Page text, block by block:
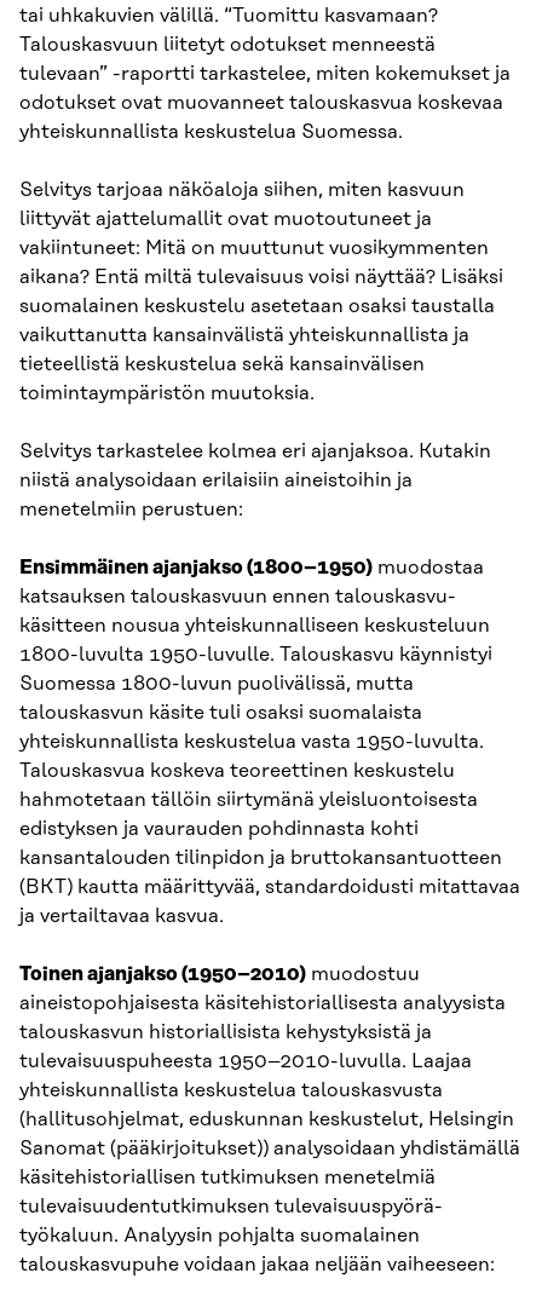
tai uhkakuvien välillä. “Tuomittu kasvamaan?
Talouskasvuun liitetyt odotukset menneestä
tulevaan” -raportti tarkastelee, miten kokemukset ja
odotukset ovat muovanneet talouskasvua koskevaa
yhteiskunnallista keskustelua Suomessa.
Selvitys tarjoaa näköaloja siihen, miten kasvuun
liittyvät ajattelumallit ovat muotoutuneet ja
vakiintuneet: Mitä on muuttunut vuosikymmenten
aikana? Entä miltä tulevaisuus voisi näyttää? Lisäksi
suomalainen keskustelu asetetaan osaksi taustalla
vaikuttanutta kansainvälistä yhteiskunnallista ja
tieteellistä keskustelua sekä kansainvälisen
toimintaympäristön muutoksia.
Selvitys tarkastelee kolmea eri ajanjaksoa. Kutakin
niistä analysoidaan erilaisiin aineistoihin ja
menetelmiin perustuen:
Ensimmäinen ajanjakso (1800–1950) muodostaa
katsauksen talouskasvuun ennen talouskasvu-
käsitteen nousua yhteiskunnalliseen keskusteluun
1800-luvulta 1950-luvulle. Talouskasvu käynnistyi
Suomessa 1800-luvun puolivälissä, mutta
talouskasvun käsite tuli osaksi suomalaista
yhteiskunnallista keskustelua vasta 1950-luvulta.
Talouskasvua koskeva teoreettinen keskustelu
hahmotetaan tällöin siirtymänä yleisluontoisesta
edistyksen ja vaurauden pohdinnasta kohti
kansantalouden tilinpidon ja bruttokansantuotteen
(BKT) kautta määrittyvää, standardoidusti mitattavaa
ja vertailtavaa kasvua.
Toinen ajanjakso (1950–2010) muodostuu
aineistopohjaisesta käsitehistoriallisesta analyysista
talouskasvun historiallisista kehystyksistä ja
tulevaisuuspuheesta 1950–2010-luvulla. Laajaa
yhteiskunnallista keskustelua talouskasvusta
(hallitusohjelmat, eduskunnan keskustelut, Helsingin
Sanomat (pääkirjoitukset)) analysoidaan yhdistämällä
käsitehistoriallisen tutkimuksen menetelmiä
tulevaisuudentutkimuksen tulevaisuuspyörä-
työkaluun. Analyysin pohjalta suomalainen
talouskasvupuhe voidaan jakaa neljään vaiheeseen: